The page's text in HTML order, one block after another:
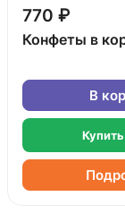
770 ₽
Конфеты в
В